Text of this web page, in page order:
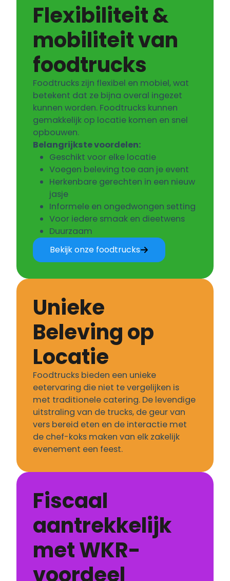
Flexibiliteit &
mobiliteit van
foodtrucks
Foodtrucks zijn flexibel en mobiel, wat
betekent dat ze bijna overal ingezet
kunnen worden. Foodtrucks kunnen
gemakkelijk op locatie komen en snel
opbouwen.
Belangrijkste voordelen:
Geschikt voor elke locatie
Voegen beleving toe aan je event
Herkenbare gerechten in een nieuw
jasje
Informele en ongedwongen setting
Voor iedere smaak en dieetwens
Duurzaam
Bekijk onze foodtrucks
Unieke
Beleving op
Locatie
Foodtrucks bieden een unieke
eetervaring die niet te vergelijken is
met traditionele catering. De levendige
uitstraling van de trucks, de geur van
vers bereid eten en de interactie met
de chef-koks maken van elk zakelijk
evenement een feest.
Fiscaal
aantrekkelijk
met WKR-
voordeel